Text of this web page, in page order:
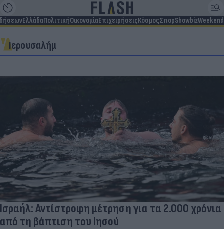
ΕλλάδαΠολιτικήΟικονομίαΕπιχειρήσειςΚόσμοςΣπορShowbizWeekend
Ιερουσαλήμ
Ισραήλ: Αντίστροφη μέτρηση για τα 2.000 χρόνια
από τη βάπτιση του Ιησού